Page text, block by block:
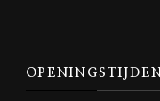
OPENINGSTIJDEN